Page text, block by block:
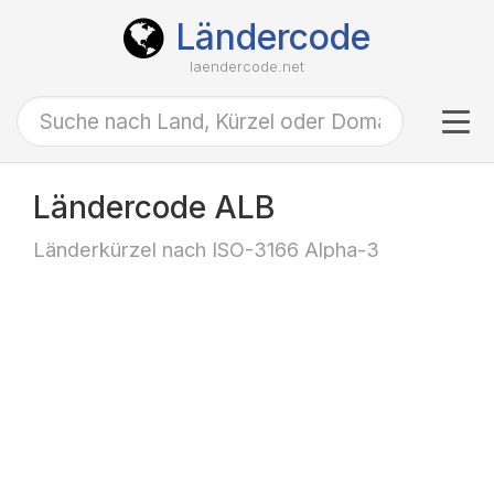
Ländercode
laendercode.net
Ländercode ALB
Länderkürzel nach ISO-3166 Alpha-3